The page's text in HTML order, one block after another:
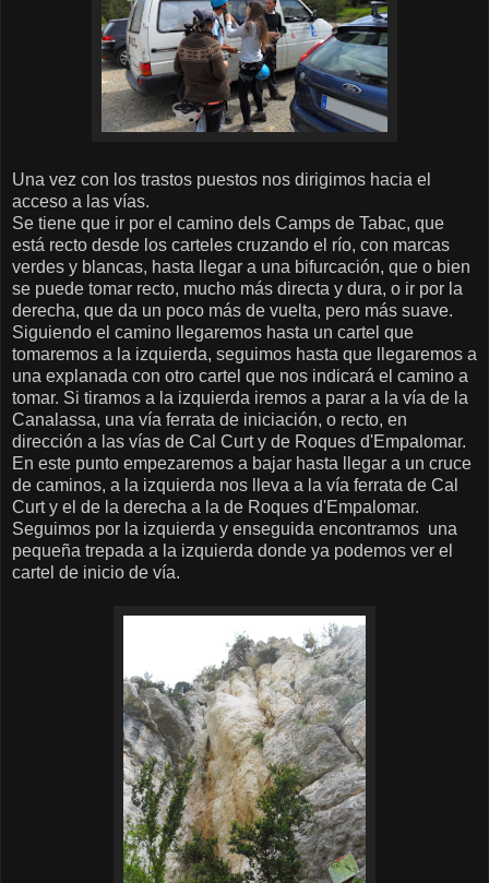
Una vez con los trastos puestos nos dirigimos hacia el
acceso a las vías.
Se tiene que ir por el camino dels Camps de Tabac, que
está recto desde los carteles cruzando el río, con marcas
verdes y blancas, hasta llegar a una bifurcación, que o bien
se puede tomar recto, mucho más directa y dura, o ir por la
derecha, que da un poco más de vuelta, pero más suave.
Siguiendo el camino llegaremos hasta un cartel que
tomaremos a la izquierda, seguimos hasta que llegaremos a
una explanada con otro cartel que nos indicará el camino a
tomar. Si tiramos a la izquierda iremos a parar a la vía de la
Canalassa, una vía ferrata de iniciación, o recto, en
dirección a las vías de Cal Curt y de Roques d'Empalomar.
En este punto empezaremos a bajar hasta llegar a un cruce
de caminos, a la izquierda nos lleva a la vía ferrata de Cal
Curt y el de la derecha a la de Roques d'Empalomar.
Seguimos por la izquierda y enseguida encontramos una
pequeña trepada a la izquierda donde ya podemos ver el
cartel de inicio de vía.